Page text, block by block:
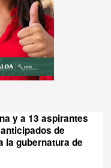
y a 13 aspirantes
de
la gubernatura de